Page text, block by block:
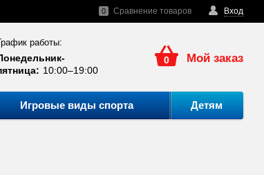
Вход
0 Сравнение товаров
работы:
10:00–19:00
0 Мой заказ
Игровые виды спорта Детям